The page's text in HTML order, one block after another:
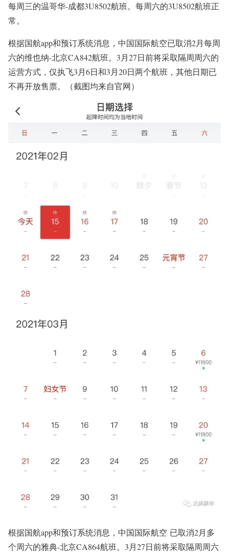
每周三的温哥华-成都3U8502航班。每周六的3U8502航班正
常。
根据国航app和预订系统消息， 中国国际航空已取消2月每周
六的维也纳-北京CA842航班。3月27日前将采取隔周周六的
运营方式，仅执飞3月6日和3月20日两个航班，其他日期已
不再开放售票。（截图均来自官网）
根据国航app和预订系统消息，中国国际航空 已取消2月多
个周六的雅典-北京CA864航班。3月27日前将采取隔周周六